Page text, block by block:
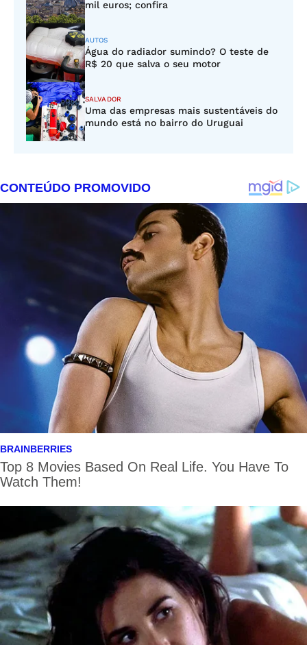
mil euros; confira
AUTOS
Água do radiador sumindo? O teste de
R$ 20 que salva o seu motor
SALVADOR
Uma das empresas mais sustentáveis do
mundo está no bairro do Uruguai